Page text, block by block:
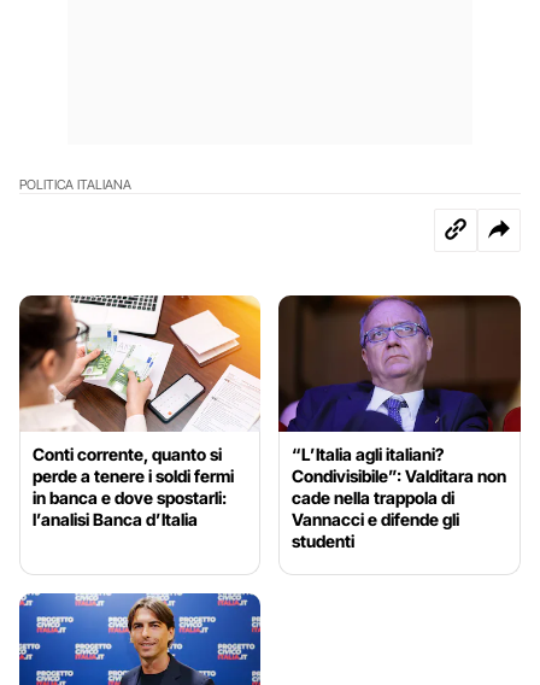
POLITICA ITALIANA
Conti corrente, quanto si
perde a tenere i soldi fermi
in banca e dove spostarli:
l’analisi Banca d’Italia
“L’Italia agli italiani?
Condivisibile”: Valditara non
cade nella trappola di
Vannacci e difende gli
studenti